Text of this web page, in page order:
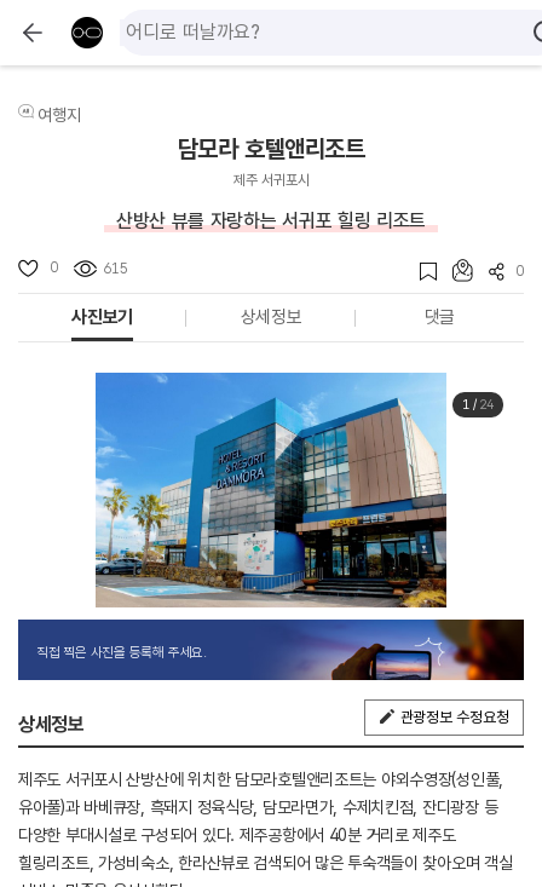
여행지
담모라 호텔앤리조트
제주 서귀포시
산방산 뷰를 자랑하는 서귀포 힐링 리조트
0 615 0
사진보기 상세정보 댓글
1/ 24
직접 찍은 사진을 등록해 주세요.
상세정보 관광정보 수정요청
제주도 서귀포시 산방산에 위치한 담모라호텔앤리조트는 야외수영장(성인풀,
유아풀)과 바베큐장, 흑돼지 정육식당, 담모라면가, 수제치킨점, 잔디광장 등
다양한 부대시설로 구성되어 있다. 제주공항에서 40분 거리로 제주도
힐링리조트, 가성비숙소, 한라산뷰로 검색되어 많은 투숙객들이 찾아오며 객실